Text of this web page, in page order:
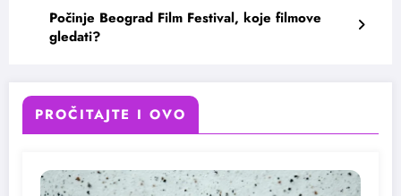
Počinje Beograd Film Festival, koje filmove
gledati?
PROČITAJTE I OVO